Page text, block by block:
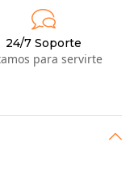
24/7 Soporte
para servirte